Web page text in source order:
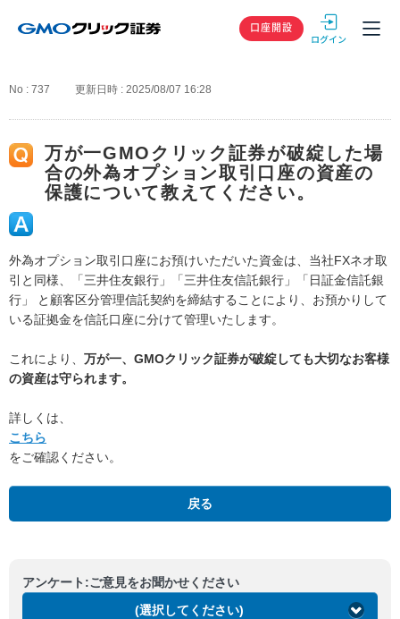
GMOクリック
口座開設
No : 737 更新日時 : 2025/08/07 16:28
万が一GMOクリック証券が破綻した場
合の外為オプション取引口座の資産の
保護について教えてください。
外為オプション取引口座にお預けいただいた資金は、当社FXネオ取
引と同様、「三井住友銀行」「三井住友信託銀行」「日証金信託銀
行」 と顧客区分管理信託契約を締結することにより、お預かりして
いる証拠金を信託口座に分けて管理いたします。
これにより、 万が一、GMOクリック証券が破綻しても大切なお客様
の資産は守られます。
詳しくは、
こちら
をご確認ください。
戻る
アンケート:ご意見をお聞かせください
(選択してください)